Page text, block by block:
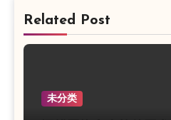
Related Post
未分类